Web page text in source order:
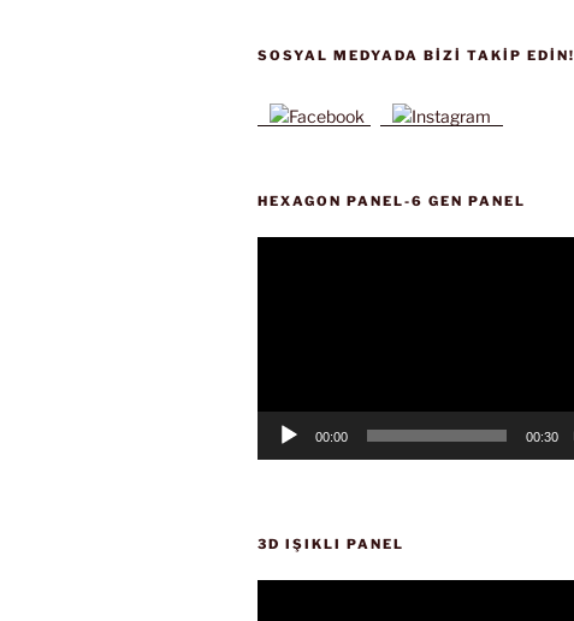
SOSYAL MEDYADA BIZI TAKIP EDIN!
HEXAGON PANEL-6 GEN PANEL
00:00 00:30
3D IŞIKLI PANEL